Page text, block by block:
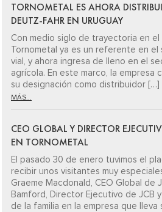
TORNOMETAL ES AHORA
DEUTZ-FAHR EN URUGUAY
Con medio siglo de trayectoria en el
Tornometal ya es un referente en el
vial, y ahora ingresa de lleno en el
agrícola. En este marco, la empresa
su designación como distribuidor […]
MÁS...
CEO GLOBAL Y DIRECTOR
EN TORNOMETAL
El pasado 30 de enero tuvimos el
recibir unos visitantes muy
Graeme Macdonald, CEO Global de
Bamford, Director Ejecutivo de JCB
de la familia en la empresa que lleva